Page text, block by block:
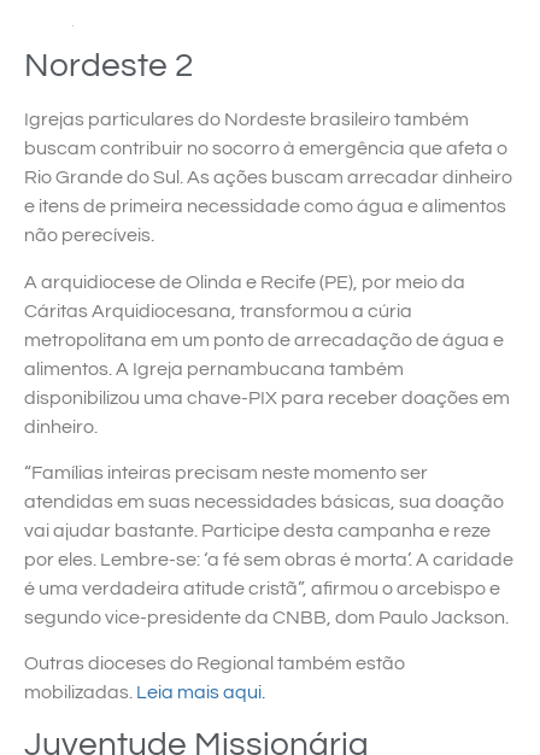
Nordeste 2
Igrejas particulares do Nordeste brasileiro também
buscam contribuir no socorro à emergência que afeta o
Rio Grande do Sul. As ações buscam arrecadar dinheiro
e itens de primeira necessidade como água e alimentos
não perecíveis.
A arquidiocese de Olinda e Recife (PE), por meio da
Cáritas Arquidiocesana, transformou a cúria
metropolitana em um ponto de arrecadação de água e
alimentos. A Igreja pernambucana também
disponibilizou uma chave-PIX para receber doações em
dinheiro.
“Famílias inteiras precisam neste momento ser
atendidas em suas necessidades básicas, sua doação
vai ajudar bastante. Participe desta campanha e reze
por eles. Lembre-se: ‘a fé sem obras é morta’. A caridade
é uma verdadeira atitude cristã”, afirmou o arcebispo e
segundo vice-presidente da CNBB, dom Paulo Jackson.
Outras dioceses do Regional também estão
mobilizadas. Leia mais aqui.
Juventude Missionária